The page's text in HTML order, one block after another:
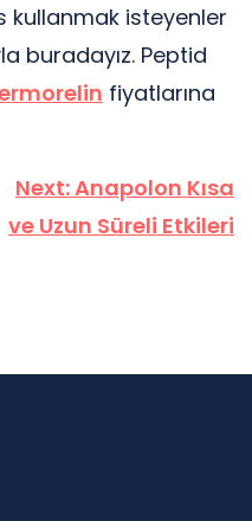
kullanmak isteyenler
buradayız. Peptid
fiyatlarına
Next:Anapolon Kısa
ve Uzun Süreli Etkileri